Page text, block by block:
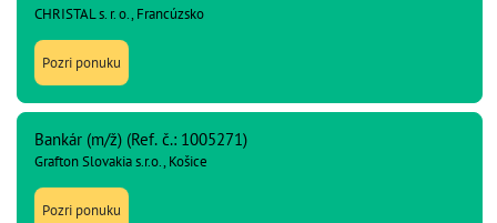
CHRISTAL s. r. o., Francúzsko
Pozri ponuku
Bankár (m/ž) (Ref. č.: 1005271)
Grafton Slovakia s.r.o., Košice
Pozri ponuku